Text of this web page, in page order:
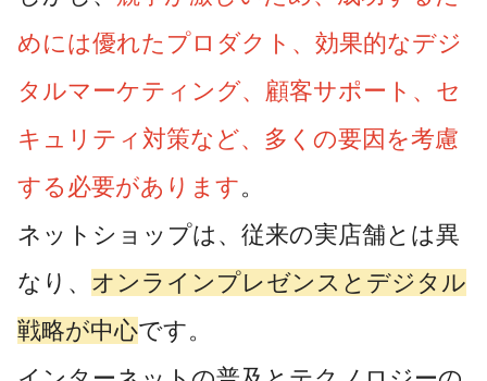
めには優れたプロダクト、効果的なデジ
タルマーケティング、顧客サポート、セ
キュリティ対策など、多くの要因を考慮
する必要があります。
ネットショップは、従来の実店舗とは異
なり、 オンラインプレゼンスとデジタル
戦略が中心です。